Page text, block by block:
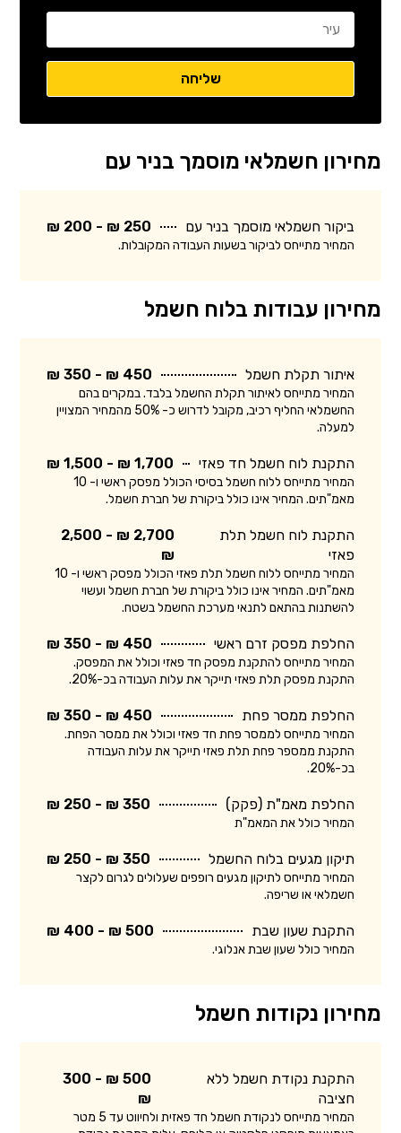
מחירון חשמלאי מוסמך בניר עם
ביקור חשמלאי מוסמך בניר עם 250 ₪ - 200 ₪
המחיר מתייחס לביקור בשעות העבודה המקובלות.
מחירון עבודות בלוח חשמל
איתור תקלת חשמל 450 ₪ - 350 ₪
המחיר מתייחס לאיתור תקלת החשמל בלבד. במקרים בהם
החשמלאי החליף רכיב, מקובל לדרוש כ- 50% מהמחיר המצויין
למעלה.
התקנת לוח חשמל חד פאזי 1,700 ₪ - 1,500 ₪
המחיר מתייחס ללוח חשמל בסיסי הכולל מפסק ראשי ו- 10
מאמ"תים. המחיר אינו כולל ביקורת של חברת חשמל.
התקנת לוח חשמל תלת
פאזי
2,700 ₪ - 2,500
₪
המחיר מתייחס ללוח חשמל תלת פאזי הכולל מפסק ראשי ו- 10
מאמ"תים. המחיר אינו כולל ביקורת של חברת חשמל ועשוי
להשתנות בהתאם לתנאי מערכת החשמל בשטח.
החלפת מפסק זרם ראשי 450 ₪ - 350 ₪
המחיר מתייחס להתקנת מפסק חד פאזי וכולל את המפסק.
התקנת מפסק תלת פאזי תייקר את עלות העבודה בכ-20%.
החלפת ממסר פחת 450 ₪ - 350 ₪
המחיר מתייחס לממסר פחת חד פאזי וכולל את ממסר הפחת.
התקנת ממספר פחת תלת פאזי תייקר את עלות העבודה
בכ-20%.
החלפת מאמ"ת (פקק) 350 ₪ - 250 ₪
המחיר כולל את המאמ"ת
תיקון מגעים בלוח החשמל 350 ₪ - 250 ₪
המחיר מתייחס לתיקון מגעים רופפים שעלולים לגרום לקצר
חשמלאי או שריפה.
התקנת שעון שבת 500 ₪ - 400 ₪
המחיר כולל שעון שבת אנלוגי.
מחירון נקודות חשמל
התקנת נקודת חשמל ללא
חציבה
500 ₪ - 300
₪
המחיר מתייחס לנקודת חשמל חד פאזית ולחיווט עד 5 מטר